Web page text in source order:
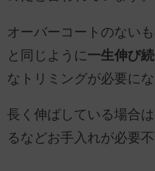
オーバーコートのない
と同じように一生伸び
なトリミングが必要にな
長く伸ばしている場合
るなどお手入れが必要不